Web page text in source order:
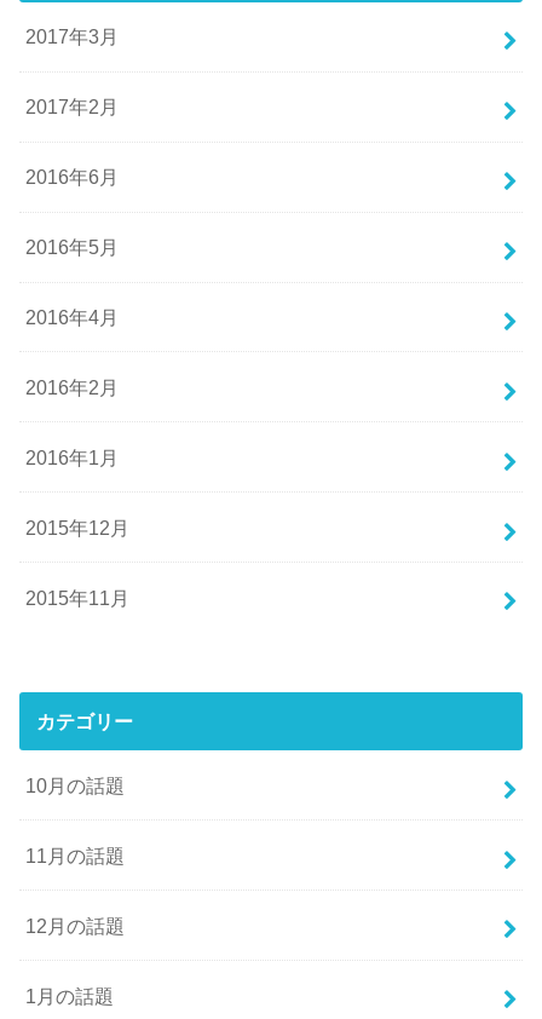
2017年3月
2017年2月
2016年6月
2016年5月
2016年4月
2016年2月
2016年1月
2015年12月
2015年11月
カテゴリー
10月の話題
11月の話題
12月の話題
1月の話題